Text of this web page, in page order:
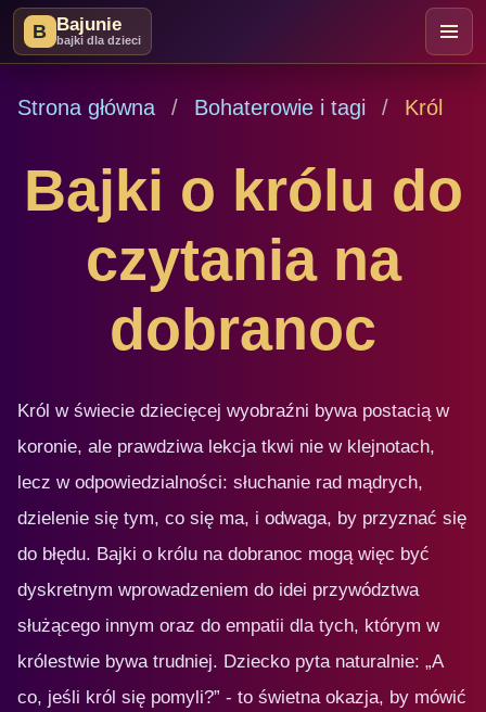
B Bajunie
bajki dla dzieci
Strona główna Bohaterowie i tagi Król
Bajki o królu do
czytania na
dobranoc
Król w świecie dziecięcej wyobraźni bywa postacią w
koronie, ale prawdziwa lekcja tkwi nie w klejnotach,
lecz w odpowiedzialności: słuchanie rad mądrych,
dzielenie się tym, co się ma, i odwaga, by przyznać się
do błędu. Bajki o królu na dobranoc mogą więc być
dyskretnym wprowadzeniem do idei przywództwa
służącego innym oraz do empatii dla tych, którym w
królestwie bywa trudniej. Dziecko pyta naturalnie: „A
co, jeśli król się pomyli?” - to świetna okazja, by mówić